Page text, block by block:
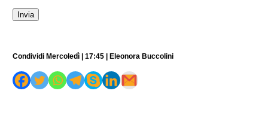
Condividi Mercoledì | 17:45 | Eleonora Buccolini